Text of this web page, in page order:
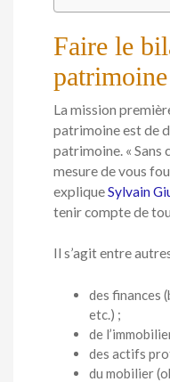
Faire le
patrimoine
La mission
patrimoine est de
patrimoine. « Sans
mesure de vous
expliqueSylvain
tenir compte de
Il s’agit entre
des finances
etc.) ;
de
des actifs
du mobilier